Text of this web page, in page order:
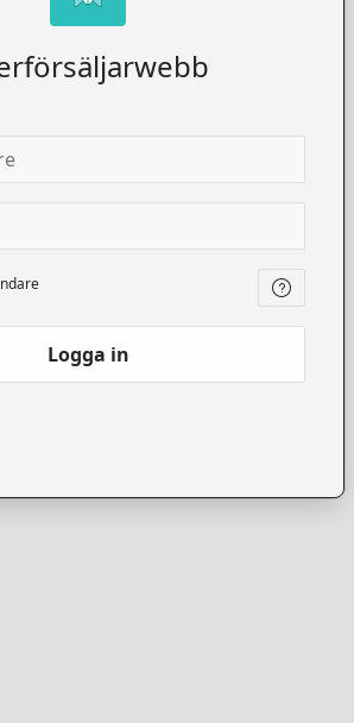
Logga in